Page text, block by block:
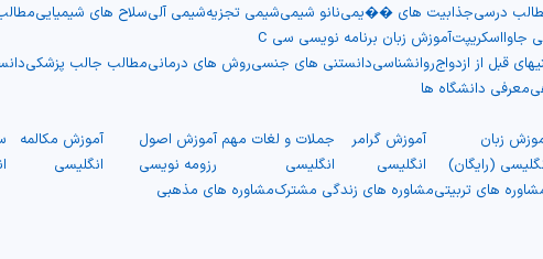
درسیجذابیت های ��یمینانو شیمیشیمی تجزیهشیمی آلیسلاح های شیمیایی
جاوااسکریپتآموزش زبان برنامه نویسی سی C
قبل از ازدواجروانشناسیدانستنی های جنسیروش های درمانیمطالب جالب پزشکی
معرفی دانشگاه ها
زبان
(رایگان)
آموزش گرامر
انگلیسی
جملات و لغات مهم
انگلیسی
آموزش اصول
رزومه نویسی
آموزش مکالمه
انگلیسی
های تربیتیمشاوره های زندگی مشترکمشاوره های مذهبی